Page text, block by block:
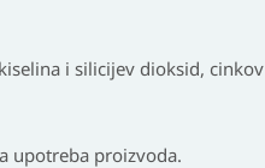
i silicijev dioksid, cinkov
upotreba proizvoda.